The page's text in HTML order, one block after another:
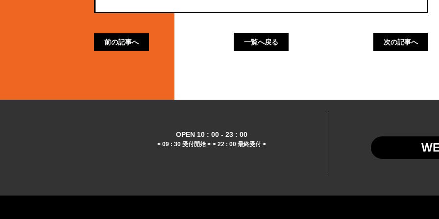
前の記事へ 一覧へ戻る 次の記事へ
OPEN 10 : 00 - 23 : 00
< 09 : 30 受付開始 > < 22 : 00 最終受付 >